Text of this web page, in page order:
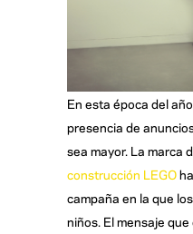
En esta época del
presencia de
sea mayor. La marca
construcción LEGO
campaña en la que
niños. El mensaje